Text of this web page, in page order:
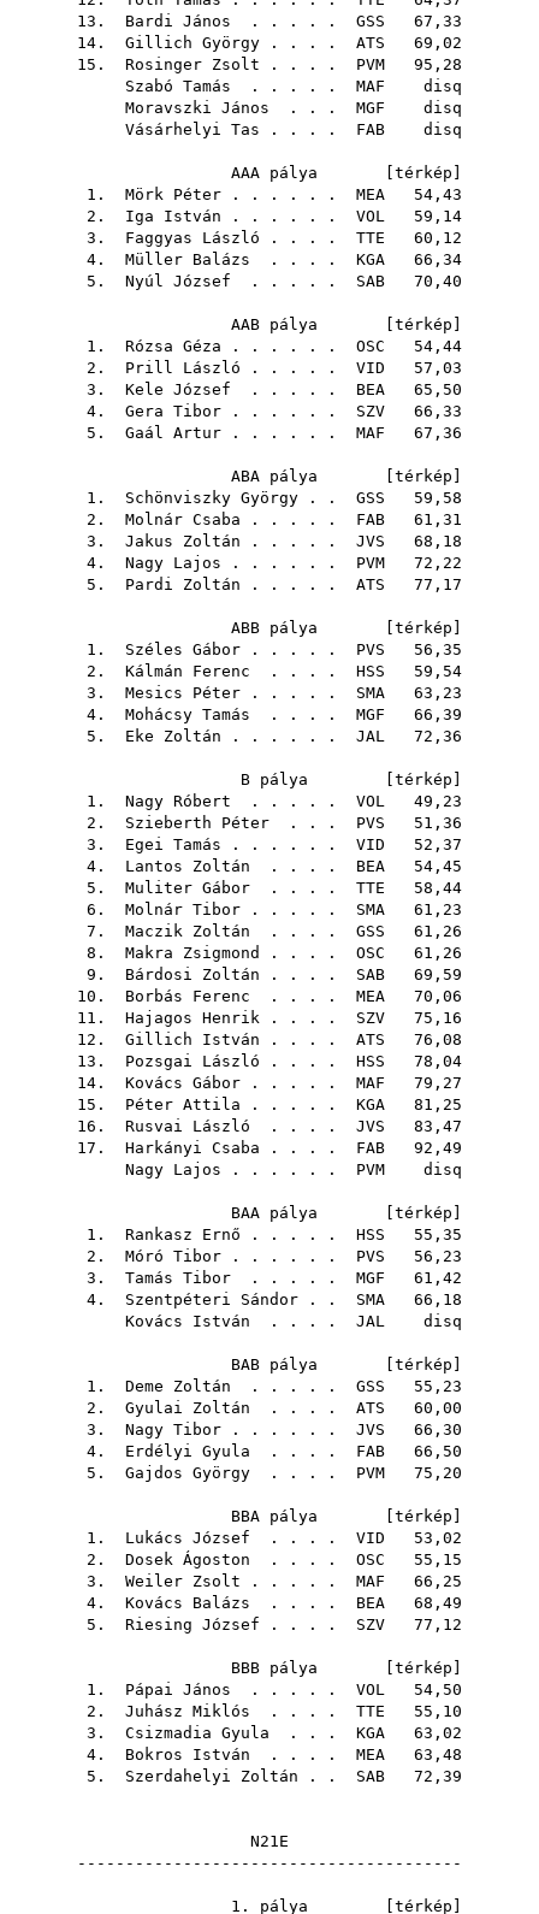
13. Bardi János . . . . . GSS 67,33
14. Gillich György . . . . ATS 69,02
15. Rosinger Zsolt . . . . PVM 95,28
Szabó Tamás . . . . . MAF disq
Moravszki János . . . MGF disq
Vásárhelyi Tas . . . . FAB disq
AAA pálya [ térkép
1. Mörk Péter . . . . . . MEA 54,43
2. Iga István . . . . . . VOL 59,14
3. Faggyas László . . . . TTE 60,12
4. Müller Balázs . . . . KGA 66,34
5. Nyúl József . . . . . SAB 70,40
AAB pálya [ térkép
1. Rózsa Géza . . . . . . OSC 54,44
2. Prill László . . . . . VID 57,03
3. Kele József . . . . . BEA 65,50
4. Gera Tibor . . . . . . SZV 66,33
5. Gaál Artur . . . . . . MAF 67,36
ABA pálya [ térkép
1. Schönviszky György . . GSS 59,58
2. Molnár Csaba . . . . . FAB 61,31
3. Jakus Zoltán . . . . . JVS 68,18
4. Nagy Lajos . . . . . . PVM 72,22
5. Pardi Zoltán . . . . . ATS 77,17
ABB pálya [ térkép
1. Széles Gábor . . . . . PVS 56,35
2. Kálmán Ferenc . . . . HSS 59,54
3. Mesics Péter . . . . . SMA 63,23
4. Mohácsy Tamás . . . . MGF 66,39
5. Eke Zoltán . . . . . . JAL 72,36
B pálya [ térkép
1. Nagy Róbert . . . . . VOL 49,23
2. Szieberth Péter . . . PVS 51,36
3. Egei Tamás . . . . . . VID 52,37
4. Lantos Zoltán . . . . BEA 54,45
5. Muliter Gábor . . . . TTE 58,44
6. Molnár Tibor . . . . . SMA 61,23
7. Maczik Zoltán . . . . GSS 61,26
8. Makra Zsigmond . . . . OSC 61,26
9. Bárdosi Zoltán . . . . SAB 69,59
10. Borbás Ferenc . . . . MEA 70,06
11. Hajagos Henrik . . . . SZV 75,16
12. Gillich István . . . . ATS 76,08
13. Pozsgai László . . . . HSS 78,04
14. Kovács Gábor . . . . . MAF 79,27
15. Péter Attila . . . . . KGA 81,25
16. Rusvai László . . . . JVS 83,47
17. Harkányi Csaba . . . . FAB 92,49
Nagy Lajos . . . . . . PVM disq
BAA pálya [ térkép
1. Rankasz Ernő . . . . . HSS 55,35
2. Móró Tibor . . . . . . PVS 56,23
3. Tamás Tibor . . . . . MGF 61,42
4. Szentpéteri Sándor . . SMA 66,18
Kovács István . . . . JAL disq
BAB pálya [ térkép
1. Deme Zoltán . . . . . GSS 55,23
2. Gyulai Zoltán . . . . ATS 60,00
3. Nagy Tibor . . . . . . JVS 66,30
4. Erdélyi Gyula . . . . FAB 66,50
5. Gajdos György . . . . PVM 75,20
BBA pálya [ térkép
1. Lukács József . . . . VID 53,02
2. Dosek Ágoston . . . . OSC 55,15
3. Weiler Zsolt . . . . . MAF 66,25
4. Kovács Balázs . . . . BEA 68,49
5. Riesing József . . . . SZV 77,12
BBB pálya [ térkép
1. Pápai János . . . . . VOL 54,50
2. Juhász Miklós . . . . TTE 55,10
3. Csizmadia Gyula . . . KGA 63,02
4. Bokros István . . . . MEA 63,48
5. Szerdahelyi Zoltán . . SAB 72,39
N21E
----------------------------------------
1. pálya [ térkép